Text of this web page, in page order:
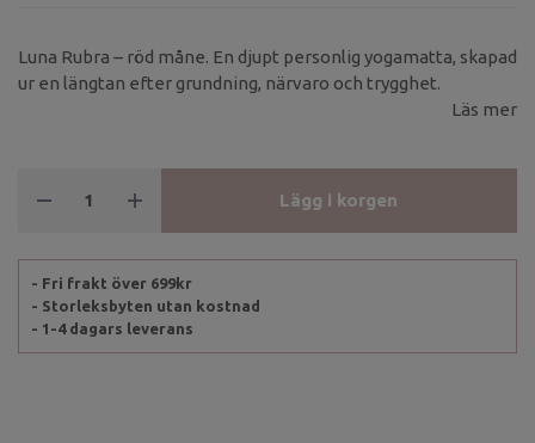
Luna Rubra – röd måne. En djupt personlig yogamatta, skapad
ur en längtan efter grundning, närvaro och trygghet.
Läs mer
Lägg i korgen
- Fri frakt över 699kr
- Storleksbyten utan kostnad
- 1-4 dagars leverans